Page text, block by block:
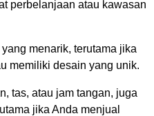
perbelanjaan atau kawasan
menarik, terutama jika
memiliki desain yang unik.
tas, atau jam tangan, juga
jika Anda menjual